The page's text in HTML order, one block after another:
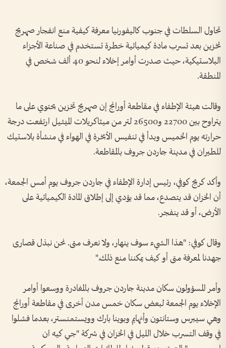
تحاول السلطات في جنوب كاليفورنيا معرفة كيفية منع انفجار صهريج
تخزين بعد تسرب مادة كيميائية خطرة تستخدم في صناعة الأجزاء
البلاستيكية، حيث صدرت أوامر إخلاء لنحو 40 ألف شخص في
المنطقة.
وقالت هيئة الإطفاء في مقاطعة أورانج إن صهريج تخزين يحتوي على ما
يتراوح بين 22700 و26500 لتر من ميثاكريلات الميثيل ارتفعت درجة
حرارته يوم الخميس وبدأ في تنفيس الأبخرة في الهواء في منشأة بلاستيك
للطيران في مدينة جاردن جروف بالمقاطعة.
وأكد كريج كوفي، رئيس إدارة الإطفاء في جاردن جروف يوم أمس الجمعة،
أن الخزان قد يتصدع، مما قد يؤدي إلى إطلاق المادة الكيميائية على
الأرض، أو قد ينفجر.
وقال كوفي: "هذا الشيء سوف ينهار، ولا نعرف متى. نحن نبذل قصارى
جهدنا لمعرفة متى أو كيف يمكننا منع ذلك."
وأمر المسؤولون سكان مدينة جاردن جروف بالمغادرة ووسعوا أوامر
الإخلاء يوم الجمعة لبعض سكان خمس مدن أخرى في مقاطعة أورانج
وهي سيبرس وستانتون وأنهايم وبوينا بارك وويستمنستر، بعدما فشلوا
في وقف التسرب خلال الليل في الخزان في شركة "جي كيه ان